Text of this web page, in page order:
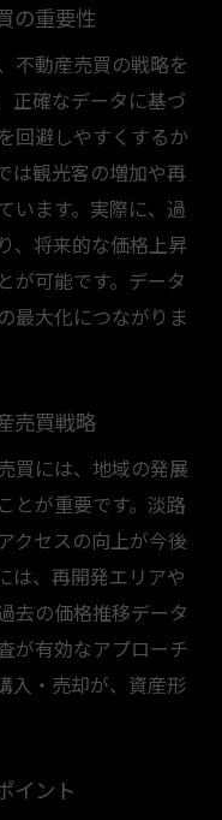
の重要性
不動産売買の戦略を
正確なデータに基づ
回避しやすくするか
は観光客の増加や再
います。実際に、過
、将来的な価格上昇
が可能です。データ
最大化につながりま
売買戦略
買には、地域の発展
とが重要です。淡路
クセスの向上が今後
は、再開発エリアや
去の価格推移データ
が有効なアプローチ
入・売却が、資産形
イント